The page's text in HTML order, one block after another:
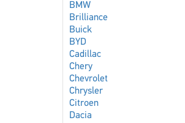
BMW
Brilliance
Buick
BYD
Cadillac
Chery
Chevrolet
Chrysler
Citroen
Dacia